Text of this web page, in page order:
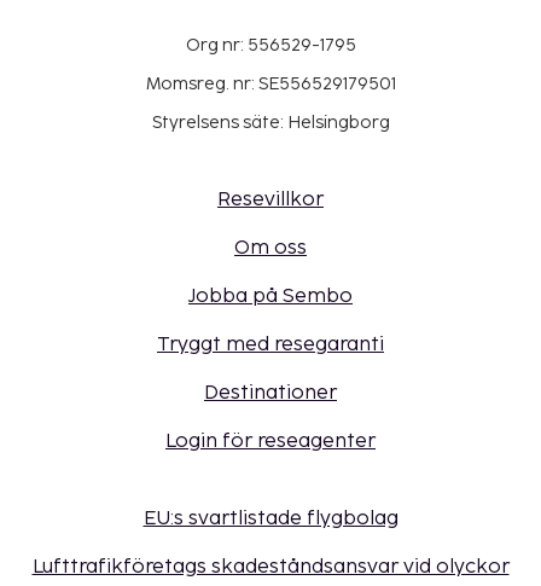
Org nr: 556529-1795
Momsreg. nr: SE556529179501
Styrelsens säte: Helsingborg
Resevillkor
Om oss
Jobba på Sembo
Tryggt med resegaranti
Destinationer
Login för reseagenter
EU:s svartlistade flygbolag
Lufttrafikföretags skadeståndsansvar vid olyckor